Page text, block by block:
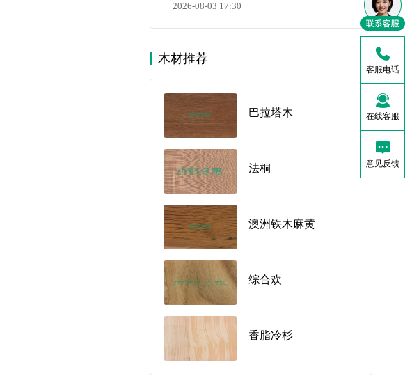
客服电话
在线客服
意见反馈
2026-08-03 17:30
木材推荐
巴拉塔木
法桐
澳洲铁木麻黄
综合欢
香脂冷杉